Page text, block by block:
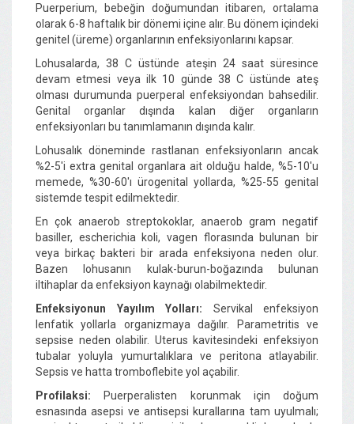
Puerperium, bebeğin doğumundan itibaren, ortalama
olarak 6-8 haftalık bir dönemi içine alır. Bu dönem içindeki
genitel (üreme) organlarının enfeksiyonlarını kapsar.
Lohusalarda, 38 C üstünde ateşin 24 saat süresince
devam etmesi veya ilk 10 günde 38 C üstünde ateş
olması durumunda puerperal enfeksiyondan bahsedilir.
Genital organlar dışında kalan diğer organların
enfeksiyonları bu tanımlamanın dışında kalır.
Lohusalık döneminde rastlanan enfeksiyonların ancak
%2-5'i extra genital organlara ait olduğu halde, %5-10'u
memede, %30-60'ı ürogenital yollarda, %25-55 genital
sistemde tespit edilmektedir.
En çok anaerob streptokoklar, anaerob gram negatif
basiller, escherichia koli, vagen florasında bulunan bir
veya birkaç bakteri bir arada enfeksiyona neden olur.
Bazen lohusanın kulak-burun-boğazında bulunan
iltihaplar da enfeksiyon kaynağı olabilmektedir.
Enfeksiyonun Yayılım Yolları: Servikal enfeksiyon
lenfatik yollarla organizmaya dağılır. Parametritis ve
sepsise neden olabilir. Uterus kavitesindeki enfeksiyon
tubalar yoluyla yumurtalıklara ve peritona atlayabilir.
Sepsis ve hatta tromboflebite yol açabilir.
Profilaksi: Puerperalisten korunmak için doğum
esnasında asepsi ve antisepsi kurallarına tam uyulmalı;